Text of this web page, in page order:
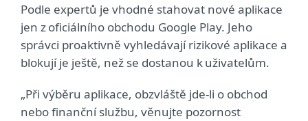
Podle expertů je vhodné stahovat nové aplikace
jen z oficiálního obchodu Google Play. Jeho
správci proaktivně vyhledávají rizikové aplikace a
blokují je ještě, než se dostanou k uživatelům.
„Při výběru aplikace, obzvláště jde-li o obchod
nebo finanční službu, věnujte pozornost